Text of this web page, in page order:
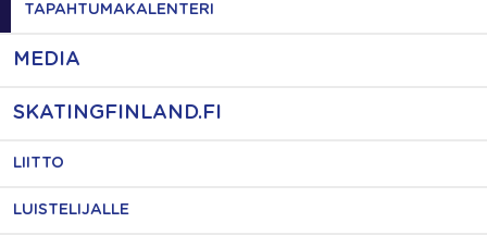
TAPAHTUMAKALENTERI
MEDIA
SKATINGFINLAND.FI
LIITTO
LUISTELIJALLE